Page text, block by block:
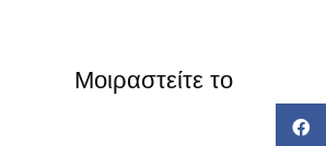
Μοιραστείτε το